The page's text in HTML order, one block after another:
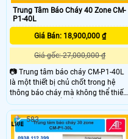
Trung Tâm Báo Cháy 40 Zone CM-
P1-40L
Giá Bán: 18,900,000 ₫
Giá gốc: 27,000,000 ₫
📷 Trung tâm báo cháy CM-P1-40L
là một thiết bị chủ chốt trong hệ
thông báo cháy mà không thể thiếu
được thiết kế để kiểm soát lên đến
40 khu vực khác nhau đảm bảo an
toàn tối ưu cho các công trình yêu
cầu hệ thống bảo vệ cháy nổ hiệu
583